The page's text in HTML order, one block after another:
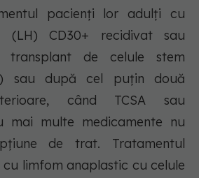
pacienţi lor adulţi cu
(LH) CD30+ recidivat sau
transplant de celule stem
sau după cel puţin două
când TCSA sau
mai multe medicamente nu
de trat. Tratamentul
limfom anaplastic cu celule